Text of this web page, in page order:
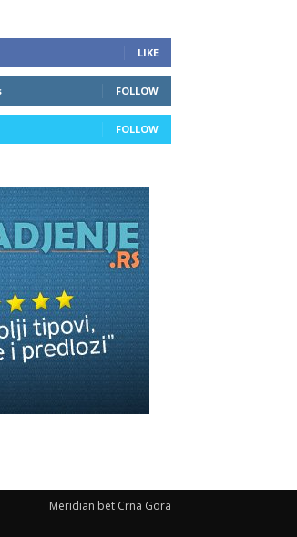
LIKE
FOLLOW
FOLLOW
Meridian bet Crna Gora